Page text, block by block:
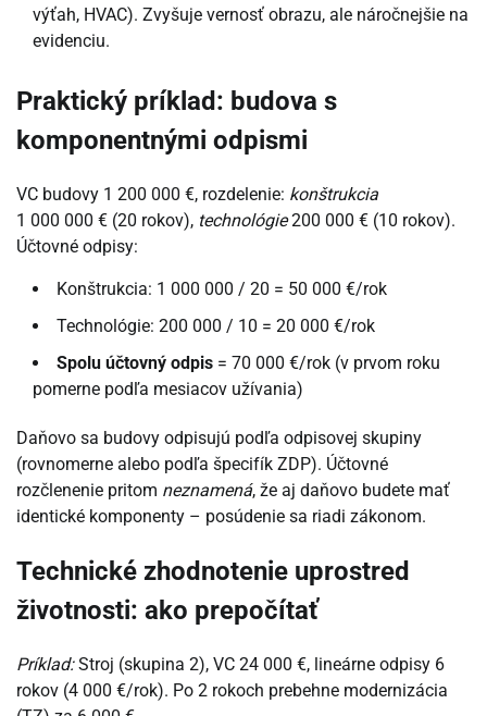
výťah, HVAC). Zvyšuje vernosť obrazu, ale náročnejšie na
evidenciu.
Praktický príklad: budova s
komponentnými odpismi
VC budovy 1 200 000 €, rozdelenie: konštrukcia
1 000 000 € (20 rokov), technológie200 000 € (10 rokov).
Účtovné odpisy:
Konštrukcia: 1 000 000 / 20 = 50 000 €/rok
Technológie: 200 000 / 10 = 20 000 €/rok
Spolu účtovný odpis = 70 000 €/rok (v prvom roku
pomerne podľa mesiacov užívania)
Daňovo sa budovy odpisujú podľa odpisovej skupiny
(rovnomerne alebo podľa špecifík ZDP). Účtovné
rozčlenenie pritom neznamená, že aj daňovo budete mať
identické komponenty – posúdenie sa riadi zákonom.
Technické zhodnotenie uprostred
životnosti: ako prepočítať
Príklad:Stroj (skupina 2), VC 24 000 €, lineárne odpisy 6
rokov (4 000 €/rok). Po 2 rokoch prebehne modernizácia